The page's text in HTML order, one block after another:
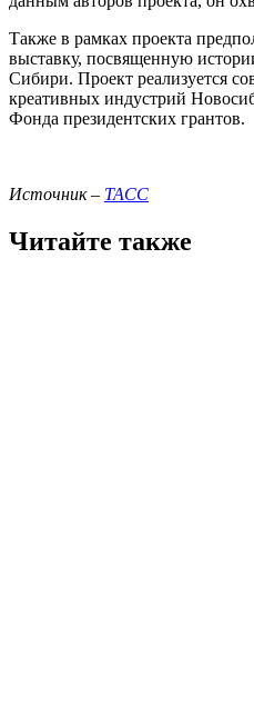
Также в рамках проекта
выставку, посвященную
Сибири. Проект реализуется
креативных индустрий
Фонда президентских грантов.
Источник – ТАСС
Читайте также